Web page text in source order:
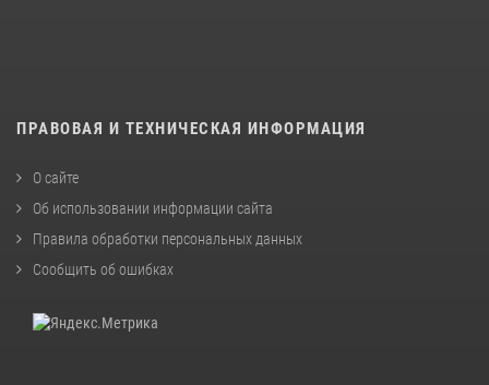
ПРАВОВАЯ И ТЕХНИЧЕСКАЯ ИНФОРМАЦИЯ
О сайте
Об использовании информации сайта
Правила обработки персональных данных
Сообщить об ошибках